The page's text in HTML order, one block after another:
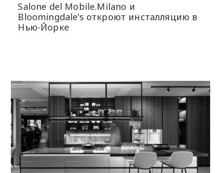
Salone del Mobile.Milano и
Bloomingdale's откроют инсталляцию в
Нью-Йорке